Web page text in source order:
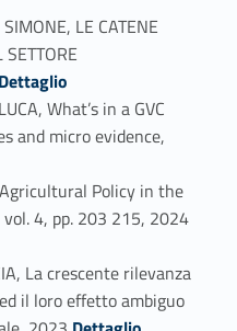
LE CATENE
Link identifier #identifier_person_39975-49
Dettaglio
What’s in a GVC
and micro evidence,
Policy in the
vol. 4, pp. 203 215, 2024
La crescente rilevanza
il loro effetto ambiguo
Link identifier #identifier_person_37501-52